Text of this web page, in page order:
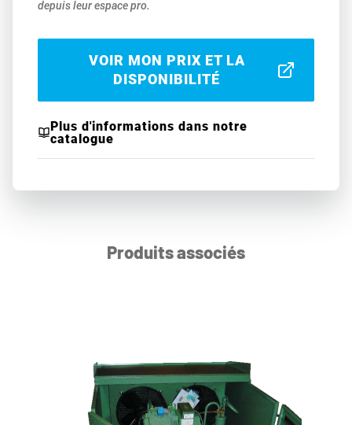
depuis leur espace pro.
VOIR MON PRIX ET LA
DISPONIBILITÉ
Plus d'informations dans notre
catalogue
Produits associés